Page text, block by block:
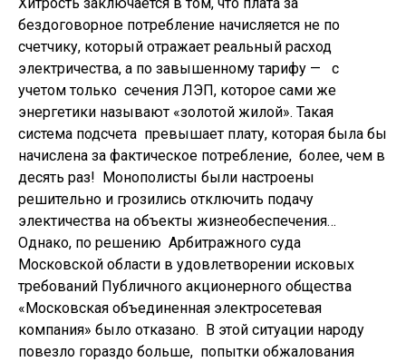
бездоговорное потребление начисляется не по
счетчику, который отражает реальный расход
электричества, а по завышенному тарифу — с
учетом только сечения ЛЭП, которое сами же
энергетики называют «золотой жилой». Такая
система подсчета превышает плату, которая была бы
начислена за фактическое потребление, более, чем в
десять раз! Монополисты были настроены
решительно и грозились отключить подачу
электичества на объекты жизнеобеспечения…
Однако, по решению Арбитражного суда
Московской области в удовлетворении исковых
требований Публичного акционерного общества
«Московская объединенная электросетевая
компания» было отказано. В этой ситуации народу
повезло гораздо больше, попытки обжалования